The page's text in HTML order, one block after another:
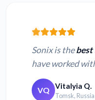
Sonix is the
have worked
VQ Vitalyia Q.
Tomsk, Russia